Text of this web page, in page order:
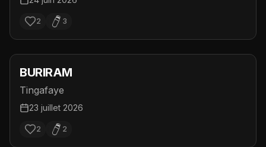
2 3
BURIRAM
Tingafaye
23 juillet 2026
2 2